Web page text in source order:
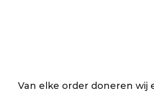
Van elke order doneren wij